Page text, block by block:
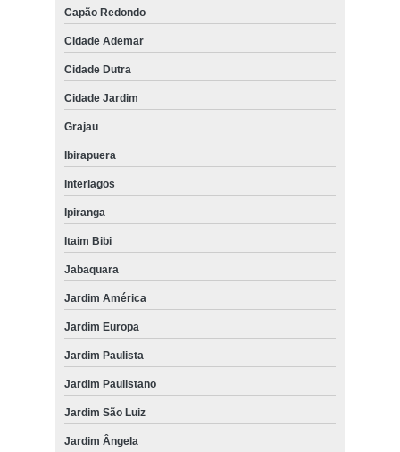
Capão Redondo
Cidade Ademar
Cidade Dutra
Cidade Jardim
Grajau
Ibirapuera
Interlagos
Ipiranga
Itaim Bibi
Jabaquara
Jardim América
Jardim Europa
Jardim Paulista
Jardim Paulistano
Jardim São Luiz
Jardim Ângela